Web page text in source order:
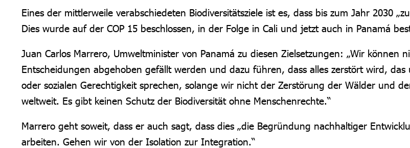
Eines der mittlerweile verabschiedeten Biodiversitätsziele ist es, dass bis zum Jahr 2030
Dies wurde auf der COP 15 beschlossen, in der Folge in Cali und jetzt auch in Panamá
Juan Carlos Marrero, Umweltminister von Panamá zu diesen Zielsetzungen: „Wir
Entscheidungen abgehoben gefällt werden und dazu führen, dass alles zerstört wird,
oder sozialen Gerechtigkeit sprechen, solange wir nicht der Zerstörung der Wälder und
weltweit. Es gibt keinen Schutz der Biodiversität ohne Menschenrechte.“
Marrero geht soweit, dass er auch sagt, dass dies „die Begründung nachhaltiger
arbeiten. Gehen wir von der Isolation zur Integration.“